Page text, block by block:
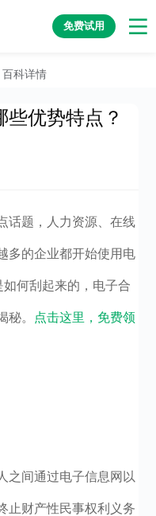
免费试用
百科详情
优势特点？
话题，人力资源、在线
多的企业都开始使用电
如何刮起来的，电子合
秘。 点击这里，免费领
之间通过电子信息网以
止财产性民事权利义务